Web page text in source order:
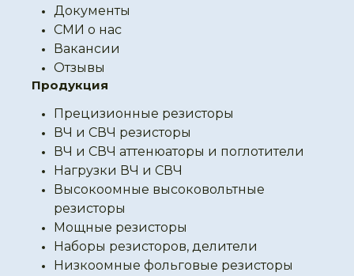
Документы
СМИ о нас
Вакансии
Отзывы
Продукция
Прецизионные резисторы
ВЧ и СВЧ резисторы
ВЧ и СВЧ аттенюаторы и поглотители
Нагрузки ВЧ и СВЧ
Высокоомные высоковольтные
резисторы
Мощные резисторы
Наборы резисторов, делители
Низкоомные фольговые резисторы